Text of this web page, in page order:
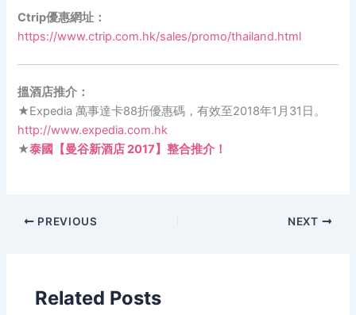
Ctrip優惠網址：
https://www.ctrip.com.hk/sales/promo/thailand.html
搵酒店推介：
★Expedia 萬事達卡88折優惠碼，有效至2018年1月31日。
http://www.expedia.com.hk
★泰國【曼谷新酒店 2017】整合推介！
PREVIOUS NEXT
Related Posts